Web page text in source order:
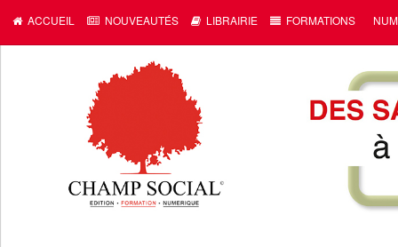
ACCUEIL NOUVEAUTÉS LIBRAIRIE FORMATIONS